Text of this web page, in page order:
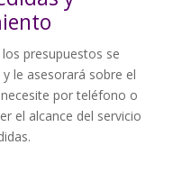
presupuestos se
le asesorará sobre el
por teléfono o
el alcance del servicio